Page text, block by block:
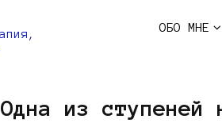
ОБО МНЕ
Одна из ступеней